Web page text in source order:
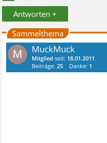
Antworten +
Sammelthema
M MuckMuck
Mitglied seit: 18.01.2011
Beiträge:25 Danke: 1